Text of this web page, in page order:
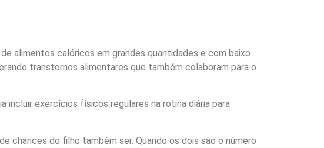
alimentos calóricos em grandes quantidades e com baixo
transtornos alimentares que também colaboram para o
exercícios físicos regulares na rotina diária para
chances do filho também ser. Quando os dois são o número